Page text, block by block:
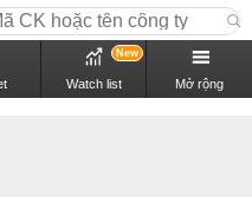
Watch list
New
Mở rộng